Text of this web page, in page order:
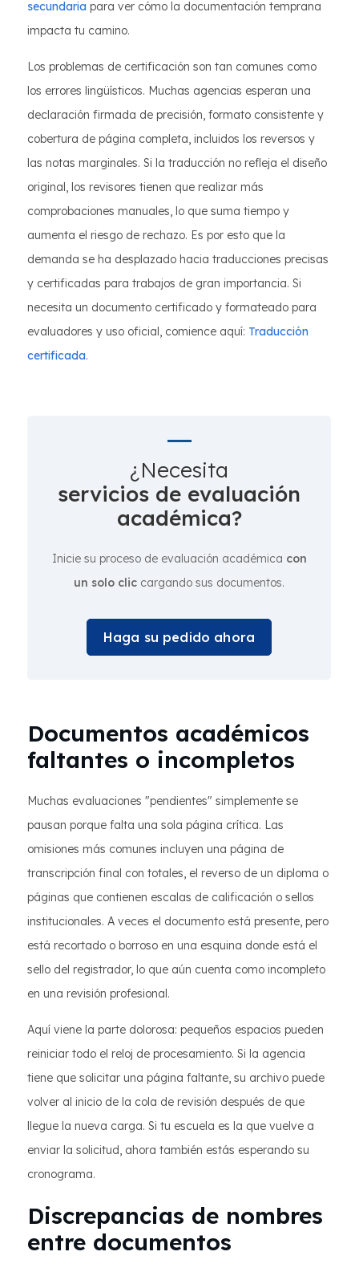
secundaria para ver cómo la documentación temprana
impacta tu camino.
Los problemas de certificación son tan comunes como
los errores lingüísticos. Muchas agencias esperan una
declaración firmada de precisión, formato consistente y
cobertura de página completa, incluidos los reversos y
las notas marginales. Si la traducción no refleja el diseño
original, los revisores tienen que realizar más
comprobaciones manuales, lo que suma tiempo y
aumenta el riesgo de rechazo. Es por esto que la
demanda se ha desplazado hacia traducciones precisas
y certificadas para trabajos de gran importancia. Si
necesita un documento certificado y formateado para
evaluadores y uso oficial, comience aquí: Traducción
certificada.
¿Necesita
servicios de evaluación
académica?
Inicie su proceso de evaluación académica con
un solo clic cargando sus documentos.
Haga su pedido ahora
Documentos académicos
faltantes o incompletos
Muchas evaluaciones "pendientes" simplemente se
pausan porque falta una sola página crítica. Las
omisiones más comunes incluyen una página de
transcripción final con totales, el reverso de un diploma o
páginas que contienen escalas de calificación o sellos
institucionales. A veces el documento está presente, pero
está recortado o borroso en una esquina donde está el
sello del registrador, lo que aún cuenta como incompleto
en una revisión profesional.
Aquí viene la parte dolorosa: pequeños espacios pueden
reiniciar todo el reloj de procesamiento. Si la agencia
tiene que solicitar una página faltante, su archivo puede
volver al inicio de la cola de revisión después de que
llegue la nueva carga. Si tu escuela es la que vuelve a
enviar la solicitud, ahora también estás esperando su
cronograma.
Discrepancias de nombres
entre documentos